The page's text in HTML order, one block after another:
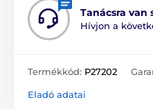
Tanácsra van
Hívjon a
Termékkód: P27202
Eladó adatai